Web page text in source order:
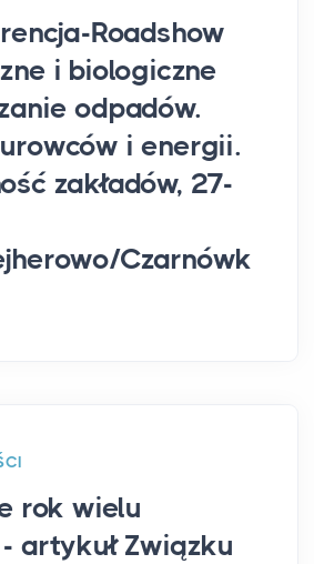
Roadshow
i biologiczne
odpadów.
i energii.
zakładów, 27-
Czarnówk
rok wielu
artykuł Związku